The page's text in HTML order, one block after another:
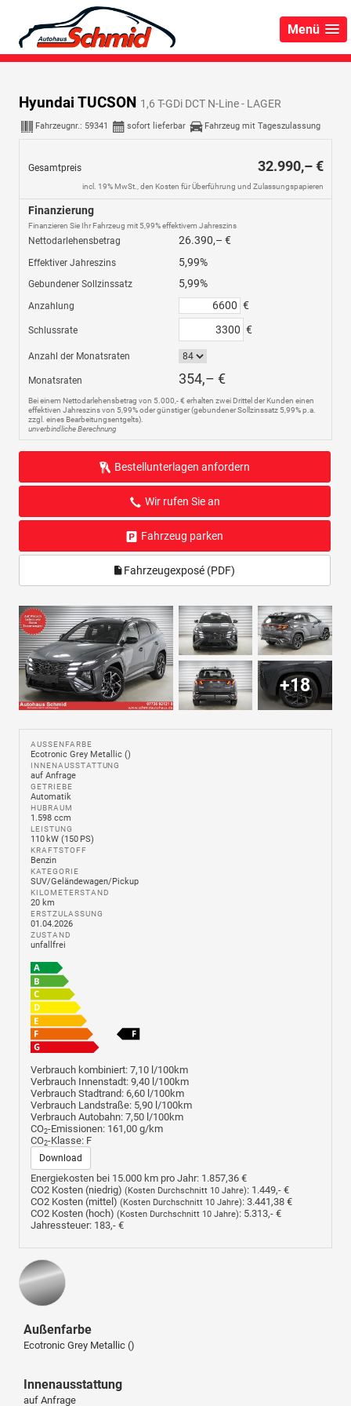
Menü
Hyundai TUCSON 1,6 T-GDi DCT N-Line - LAGER
Fahrzeugnr.: 59341 sofort lieferbar Fahrzeug mit Tageszulassung
Gesamtpreis 32.990,– €
incl. 19% MwSt., den Kosten für Überführung und Zulassungspapieren
Finanzierung
Finanzieren Sie Ihr Fahrzeug mit 5,99% effektivem Jahreszins
Nettodarlehensbetrag 26.390,– €
Effektiver Jahreszins 5,99%
Gebundener Sollzinssatz 5,99%
Anzahlung €
Schlussrate €
Anzahl der Monatsraten
Monatsraten 354,– €
Bei einem Nettodarlehensbetrag von 5.000,- € erhalten zwei Drittel der Kunden einen
effektiven Jahreszins von 5,99% oder günstiger (gebundener Sollzinssatz 5,99% p.a.
zzgl. eines Bearbeitungsentgelts).
unverbindliche Berechnung
Bestellunterlagen anfordern
Wir rufen Sie an
Fahrzeug parken
Fahrzeugexposé (PDF)
+18
AUSSENFARBE
Ecotronic Grey Metallic ()
INNENAUSSTATTUNG
auf Anfrage
GETRIEBE
Automatik
HUBRAUM
1.598 ccm
LEISTUNG
110 kW (150 PS)
KRAFTSTOFF
Benzin
KATEGORIE
SUV/Geländewagen/Pickup
KILOMETERSTAND
20 km
ERSTZULASSUNG
01.04.2026
ZUSTAND
unfallfrei
Verbrauch kombiniert: 7,10 l/100km
Verbrauch Innenstadt: 9,40 l/100km
Verbrauch Stadtrand: 6,60 l/100km
Verbrauch Landstraße: 5,90 l/100km
Verbrauch Autobahn: 7,50 l/100km
CO2-Emissionen: 161,00 g/km
CO2-Klasse: F
Download
Energiekosten bei 15.000 km pro Jahr: 1.857,36 €
CO2 Kosten (niedrig) (Kosten Durchschnitt 10 Jahre): 1.449,- €
CO2 Kosten (mittel) (Kosten Durchschnitt 10 Jahre): 3.441,38 €
CO2 Kosten (hoch) (Kosten Durchschnitt 10 Jahre): 5.313,- €
Jahressteuer: 183,- €
Außenfarbe
Ecotronic Grey Metallic ()
Innenausstattung
auf Anfrage